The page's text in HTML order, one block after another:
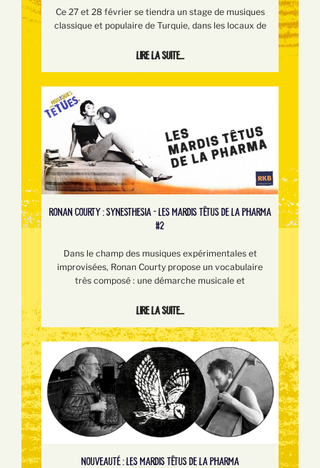
Ce 27 et 28 février se tiendra un stage de musiques
classique et populaire de Turquie, dans les locaux de
Lire la suite...
RONAN COURTY : SYNESTHESIA - LES MARDIS TÊTUS DE LA PHARMA
#2
Dans le champ des musiques expérimentales et
improvisées, Ronan Courty propose un vocabulaire
très composé : une démarche musicale et
Lire la suite...
NOUVEAUTÉ : LES MARDIS TÊTUS DE LA PHARMA